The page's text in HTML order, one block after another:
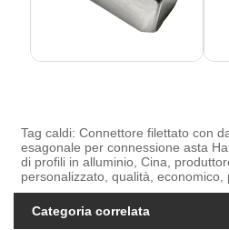
Tag caldi: Connettore filettato con
esagonale per connessione asta
di profili in alluminio, Cina,
personalizzato, qualità, economico,
Categoria correlata